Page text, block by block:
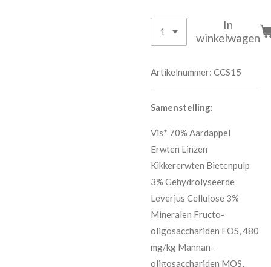
In
winkelwagen
Artikelnummer: CCS15
Samenstelling:
Vis* 70% Aardappel
Erwten Linzen
Kikkererwten Bietenpulp
3% Gehydrolyseerde
Leverjus Cellulose 3%
Mineralen Fructo-
oligosacchariden FOS, 480
mg/kg Mannan-
oligosacchariden MOS,